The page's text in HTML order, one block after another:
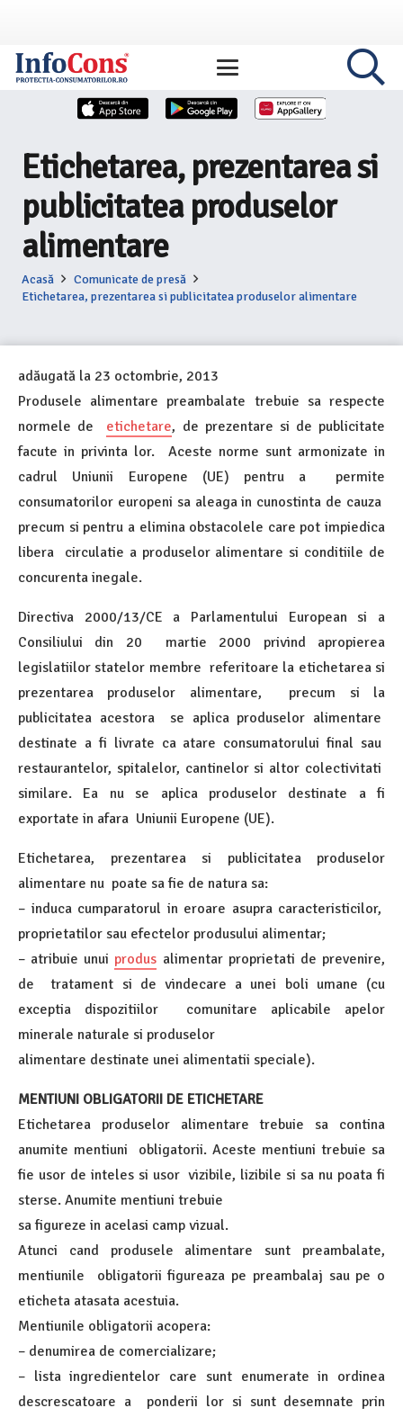
Etichetarea, prezentarea si
publicitatea produselor
alimentare
Acasă
Comunicate de presă
Etichetarea, prezentarea si publicitatea produselor alimentare
adăugată la 23 octombrie, 2013
Produsele alimentare preambalate trebuie sa respecte
normele de etichetare, de prezentare si de publicitate
facute in privinta lor. Aceste norme sunt armonizate in
cadrul Uniunii Europene (UE) pentru a permite
consumatorilor europeni sa aleaga in cunostinta de cauza
precum si pentru a elimina obstacolele care pot impiedica
libera circulatie a produselor alimentare si conditiile de
concurenta inegale.
Directiva 2000/13/CE a Parlamentului European si a
Consiliului din 20 martie 2000 privind apropierea
legislatiilor statelor membre referitoare la etichetarea si
prezentarea produselor alimentare, precum si la
publicitatea acestora se aplica produselor alimentare
destinate a fi livrate ca atare consumatorului final sau
restaurantelor, spitalelor, cantinelor si altor colectivitati
similare. Ea nu se aplica produselor destinate a fi
exportate in afara Uniunii Europene (UE).
Etichetarea, prezentarea si publicitatea produselor
alimentare nu poate sa fie de natura sa:
– induca cumparatorul in eroare asupra caracteristicilor,
proprietatilor sau efectelor produsului alimentar;
– atribuie unui produs alimentar proprietati de prevenire,
de tratament si de vindecare a unei boli umane (cu
exceptia dispozitiilor comunitare aplicabile apelor
minerale naturale si produselor
alimentare destinate unei alimentatii speciale).
MENTIUNI OBLIGATORII DE ETICHETARE
Etichetarea produselor alimentare trebuie sa contina
anumite mentiuni obligatorii. Aceste mentiuni trebuie sa
fie usor de inteles si usor vizibile, lizibile si sa nu poata fi
sterse. Anumite mentiuni trebuie
sa figureze in acelasi camp vizual.
Atunci cand produsele alimentare sunt preambalate,
mentiunile obligatorii figureaza pe preambalaj sau pe o
eticheta atasata acestuia.
Mentiunile obligatorii acopera:
– denumirea de comercializare;
– lista ingredientelor care sunt enumerate in ordinea
descrescatoare a ponderii lor si sunt desemnate prin